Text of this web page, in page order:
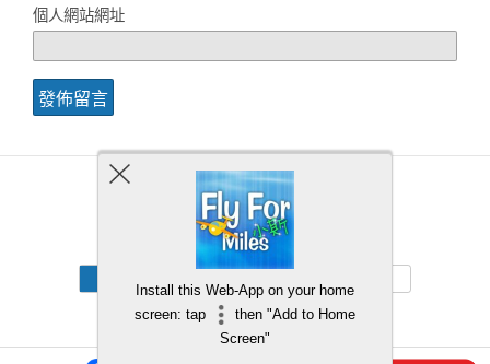
個人網站網址
Back to top
Install this Web-App on your home
screen: tap
then "Add to Home
Screen"